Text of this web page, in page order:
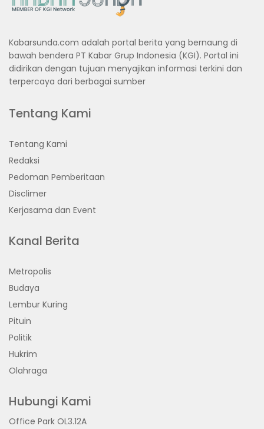
Kabarsunda.com adalah portal berita yang bernaung di
bawah bendera PT Kabar Grup Indonesia (KGI). Portal ini
didirikan dengan tujuan menyajikan informasi terkini dan
terpercaya dari berbagai sumber
Tentang Kami
Tentang Kami
Redaksi
Pedoman Pemberitaan
Disclimer
Kerjasama dan Event
Kanal Berita
Metropolis
Budaya
Lembur Kuring
Pituin
Politik
Hukrim
Olahraga
Hubungi Kami
Office Park OL3.12A